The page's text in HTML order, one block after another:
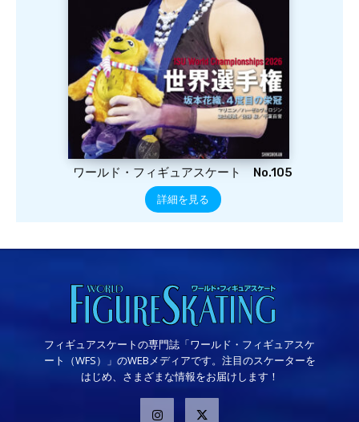
ワールド・フィギュアスケート No.105
詳細を見る
フィギュアスケートの専門誌「ワールド・フィギュアスケ
ート（WFS）」のWEBメディアです。注目のスケーターを
はじめ、さまざまな情報をお届けします！